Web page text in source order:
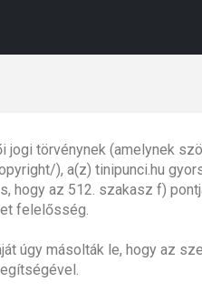
törvénynek (amelynek
), a(z) tinipunci.hu
hogy az 512. szakasz f)
felelősség.
úgy másolták le, hogy az